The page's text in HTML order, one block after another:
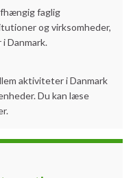
faglig
og virksomheder,
Danmark.
aktiviteter i Danmark
Du kan læse